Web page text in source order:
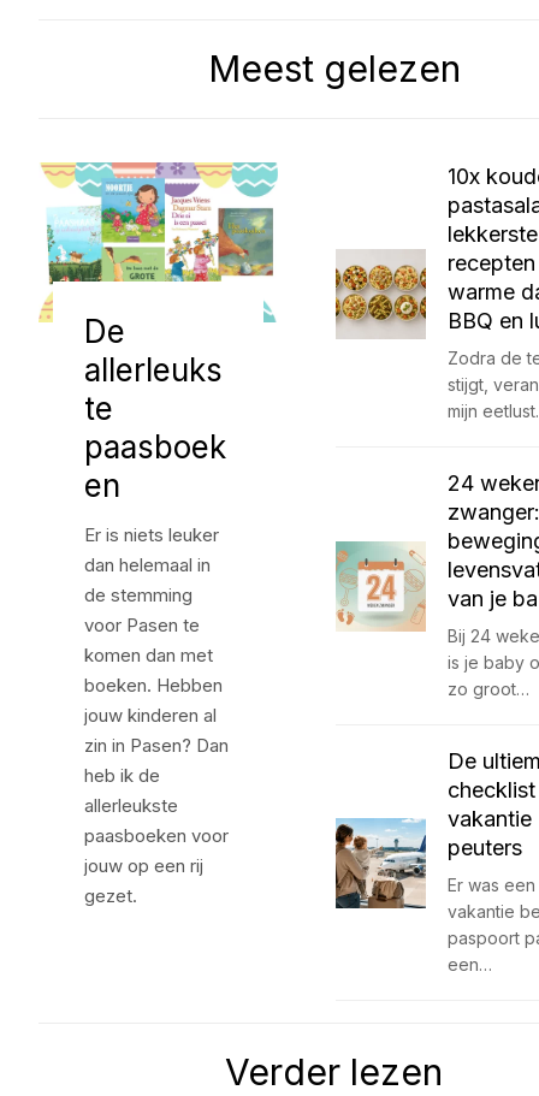
Meest gelezen
De
allerleuks
te
paasboek
en
Er is niets leuker
dan helemaal in
de stemming
voor Pasen te
komen dan met
boeken. Hebben
jouw kinderen al
zin in Pasen? Dan
heb ik de
allerleukste
paasboeken voor
jouw op een rij
gezet.
10x
lekkerste
warme
BBQ en
Zodra de
stijgt,
mijn
24
van je
Bij 24
is je baby
zo groot…
De
vakantie
peuters
Er was
vakantie
paspoort
een…
Verder lezen